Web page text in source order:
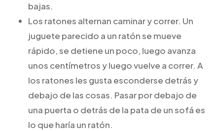
bajas.
Los ratones alternan caminar y correr. Un
juguete parecido a un ratón se mueve
rápido, se detiene un poco, luego avanza
unos centímetros y luego vuelve a correr. A
los ratones les gusta esconderse detrás y
debajo de las cosas. Pasar por debajo de
una puerta o detrás de la pata de un sofá es
lo que haría un ratón.